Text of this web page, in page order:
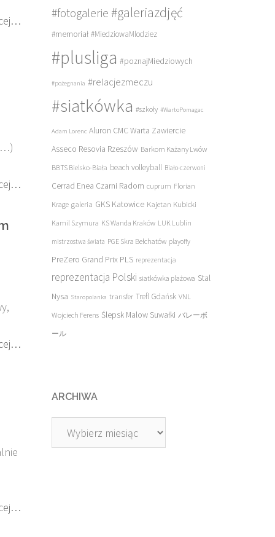
#fotogalerie #galeriazdjęć
#memoriał #MiedziowaMlodziez
#plusliga #poznajMiedziowych
#pożegnania #relacjezmeczu
#siatkówka #szkoły #WartoPomagac
Adam Lorenc Aluron CMC Warta Zawiercie
Asseco Resovia Rzeszów Barkom Każany Lwów
BBTS Bielsko-Biała beach volleyball Biało-czerwoni
Cerrad Enea Czarni Radom cuprum Florian
Krage galeria GKS Katowice Kajetan Kubicki
Kamil Szymura KS Wanda Kraków LUK Lublin
mistrzostwa świata PGE Skra Bełchatów playoffy
PreZero Grand Prix PLS reprezentacja
reprezentacja Polski siatkówka plażowa Stal
Nysa Staropolanka transfer Trefl Gdańsk VNL
Wojciech Ferens Ślepsk Malow Suwałki バレーボ
ール
ARCHIWA
Archiwa